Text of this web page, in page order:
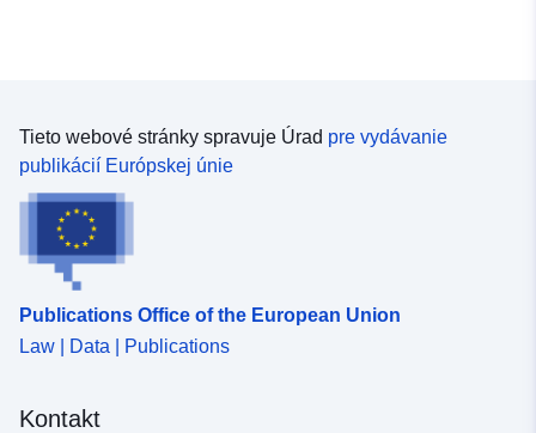
Tieto webové stránky spravuje Úrad pre vydávanie
publikácií Európskej únie
Publications Office of the European Union
Law | Data | Publications
Kontakt